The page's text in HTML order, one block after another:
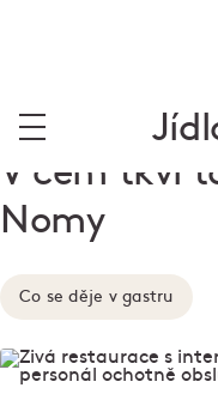
V čem tkví
Nomy
Co se děje v gastru